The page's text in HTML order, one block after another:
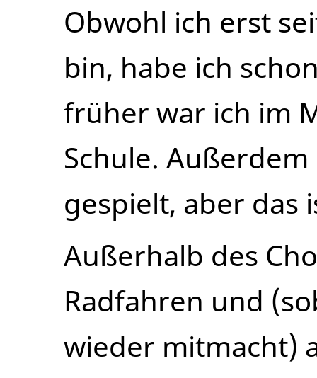
Obwohl ich erst
bin, habe ich
früher war ich im
Schule.
gespielt, aber das
Außerhalb des
Radfahren und
wieder mitmacht)